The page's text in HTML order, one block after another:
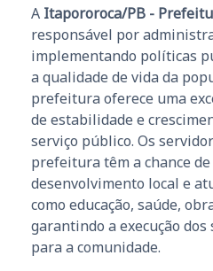
A Itapororoca/PB -
responsável por
implementando políticas
a qualidade de vida da
prefeitura oferece uma
de estabilidade e
serviço público. Os
prefeitura têm a chance
desenvolvimento local e
como educação, saúde,
garantindo a execução dos
para a comunidade.